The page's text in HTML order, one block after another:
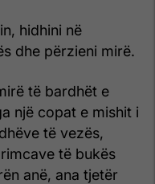
hidhini në
dhe përzieni mirë.
të bardhët e
një copat e mishit i
të vezës,
të bukës
anë, ana tjetër